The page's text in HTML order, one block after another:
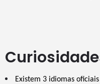
Existem 3 idiomas